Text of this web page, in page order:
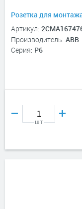
Розетка для
Артикул:
Производитель: ABB
Серия: P6
шт